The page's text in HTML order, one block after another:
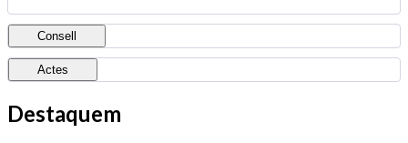
Consell
Actes
Destaquem